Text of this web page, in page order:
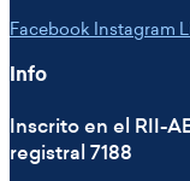
Facebook Instagram
Info
Inscrito en el RII-
registral 7188